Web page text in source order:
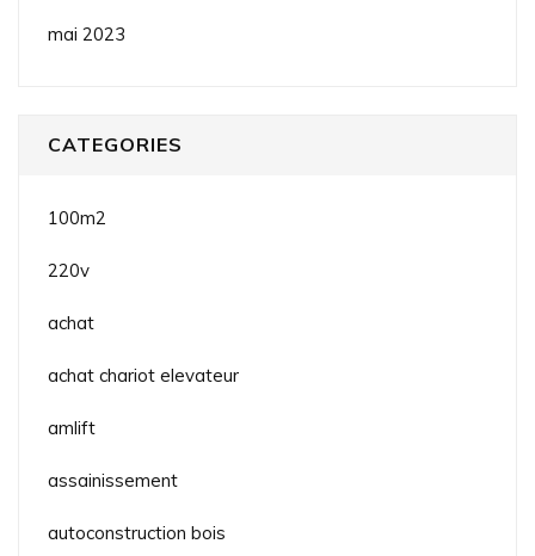
mai 2023
CATEGORIES
100m2
220v
achat
achat chariot elevateur
amlift
assainissement
autoconstruction bois